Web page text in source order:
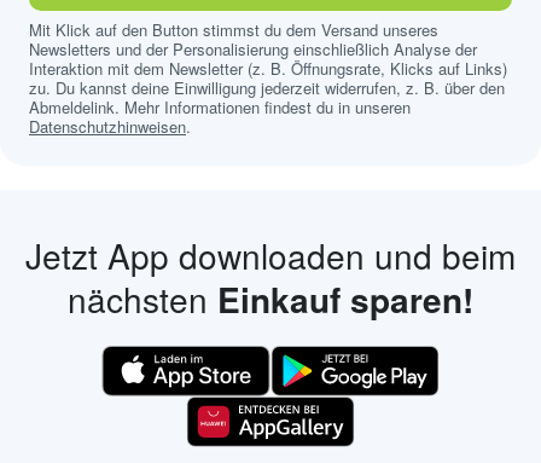
Mit Klick auf den Button stimmst du dem Versand unseres
Newsletters und der Personalisierung einschließlich Analyse der
Interaktion mit dem Newsletter (z. B. Öffnungsrate, Klicks auf Links)
zu. Du kannst deine Einwilligung jederzeit widerrufen, z. B. über den
Abmeldelink. Mehr Informationen findest du in unseren
Datenschutzhinweisen.
Jetzt App downloaden und beim
nächsten Einkauf sparen!